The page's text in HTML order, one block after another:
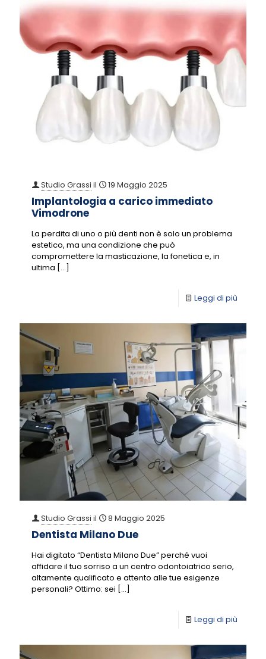
Studio Grassi il 19 Maggio 2025
Implantologia a carico immediato
Vimodrone
La perdita di uno o più denti non è solo un problema
estetico, ma una condizione che può
compromettere la masticazione, la fonetica e, in
ultima […]
Leggi di più
Studio Grassi il 8 Maggio 2025
Dentista Milano Due
Hai digitato “Dentista Milano Due” perché vuoi
affidare il tuo sorriso a un centro odontoiatrico serio,
altamente qualificato e attento alle tue esigenze
personali? Ottimo: sei […]
Leggi di più